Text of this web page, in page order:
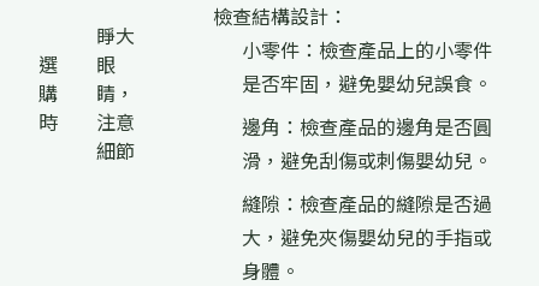
選
購
時
睜大
眼
睛，
注意
細節
檢查結構設計：
小零件：檢查產品上的小零件
是否牢固，避免嬰幼兒誤食。
邊角：檢查產品的邊角是否圓
滑，避免刮傷或刺傷嬰幼兒。
縫隙：檢查產品的縫隙是否過
大，避免夾傷嬰幼兒的手指或
身體。